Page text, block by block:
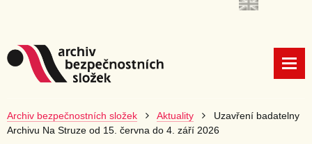
Archiv bezpečnostních složek Aktuality
Uzavření badatelny
Archivu Na Struze od 15. června do 4. září 2026